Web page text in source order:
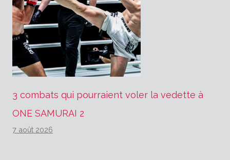
3 combats qui pourraient voler la vedette à
ONE SAMURAI 2
7 août 2026